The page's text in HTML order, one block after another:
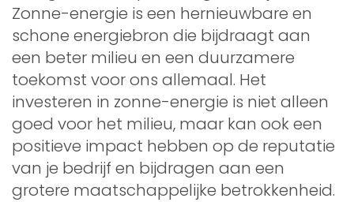
Zonne-energie is een hernieuwbare en
schone energiebron die bijdraagt aan
een beter milieu en een duurzamere
toekomst voor ons allemaal. Het
investeren in zonne-energie is niet alleen
goed voor het milieu, maar kan ook een
positieve impact hebben op de reputatie
van je bedrijf en bijdragen aan een
grotere maatschappelijke betrokkenheid.